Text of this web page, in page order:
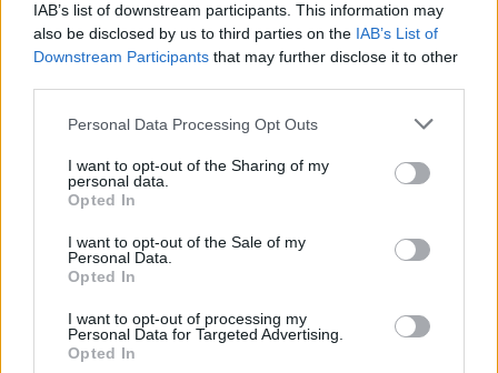
IAB’s list of downstream participants. This information may
also be disclosed by us to third parties on the IAB’s List of
Downstream Participants that may further disclose it to other
Please note that this website/app uses one or more Google
not limited to your visit or usage behaviour. You may click to
grant or deny consent to Google and its third-party tags to
use your data for below specified purposes in below Google
consent section.
Personal Data Processing Opt Outs
I want to opt-out of the Sharing of my
personal data.
Opted In
I want to opt-out of the Sale of my
Personal Data.
Opted In
I want to opt-out of processing my
Personal Data for Targeted Advertising.
Opted In
1 0 Némítás Válasz
↳ Válasz N
Nem Tom
Közel 20 évvel idősebb Alonso és egy gyengébb
Verstappen még Tsunodától is kikapott.
Összecsukás